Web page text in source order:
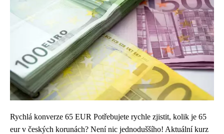
Rychlá konverze 65 EUR Potřebujete rychle zjistit, kolik je 65
eur v českých korunách? Není nic jednoduššího! Aktuální kurz